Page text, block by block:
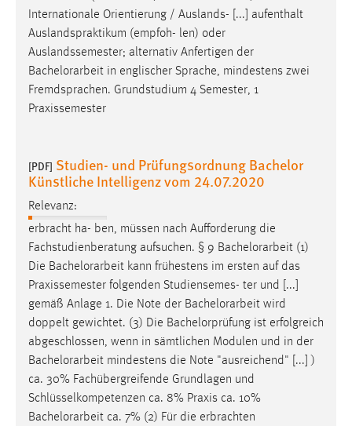
Internationale Orientierung / Auslands- [...] aufenthalt
Auslandspraktikum (empfoh- len) oder
Auslandssemester; alternativ Anfertigen der
Bachelorarbeit in englischer Sprache, mindestens zwei
Fremdsprachen. Grundstudium 4 Semester, 1
Praxissemester
[PDF] Studien- und Prüfungsordnung Bachelor
Künstliche Intelligenz vom 24.07.2020
Relevanz:
erbracht ha- ben, müssen nach Aufforderung die
Fachstudienberatung aufsuchen. § 9 Bachelorarbeit (1)
Die Bachelorarbeit kann frühestens im ersten auf das
Praxissemester folgenden Studiensemes- ter und [...]
gemäß Anlage 1. Die Note der Bachelorarbeit wird
doppelt gewichtet. (3) Die Bachelorprüfung ist erfolgreich
abgeschlossen, wenn in sämtlichen Modulen und in der
Bachelorarbeit mindestens die Note "ausreichend" [...] )
ca. 30% Fachübergreifende Grundlagen und
Schlüsselkompetenzen ca. 8% Praxis ca. 10%
Bachelorarbeit ca. 7% (2) Für die erbrachten